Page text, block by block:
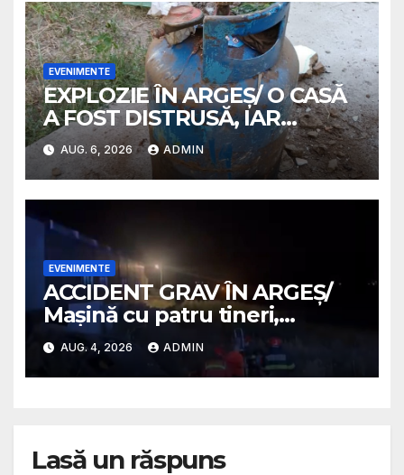
EVENIMENTE
EXPLOZIE ÎN ARGEȘ/ O CASĂ
A FOST DISTRUSĂ, IAR
PROPRIETARA A SUFERIT
ARSURI GRAVE
AUG. 6, 2026 ADMIN
EVENIMENTE
ACCIDENT GRAV ÎN ARGEȘ/
Mașină cu patru tineri,
răsturnată pe un câmp la
Micești/ Doi sunt în stare
gravă
AUG. 4, 2026 ADMIN
Lasă un răspuns